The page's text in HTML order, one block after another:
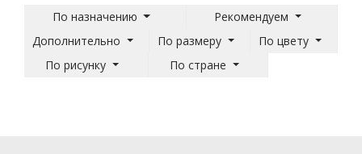
По назначению
Рекомендуем
Дополнительно
По размеру
По цвету
По рисунку
По стране